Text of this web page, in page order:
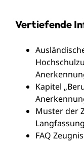
Vertiefende
Kapitel „
Muster der
FAQ